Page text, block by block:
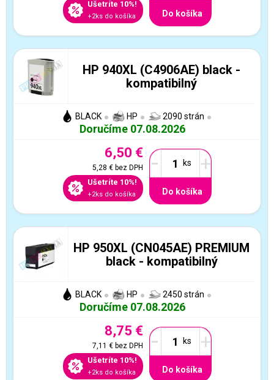
Ušetríte 10%!
+2ks do košíka Do košíka
HP 940XL (C4906AE) black -
kompatibilný
BLACK HP 2090 strán
Doručíme 07.08.2026
6,50 €
5,28 €bez DPH
Ušetríte 10%!
+2ks do košíka
- +
Do košíka
HP 950XL (CN045AE) PREMIUM
black - kompatibilný
BLACK HP 2450 strán
Doručíme 07.08.2026
8,75 €
7,11 €bez DPH
Ušetríte 10%!
+2ks do košíka
- +
Do košíka